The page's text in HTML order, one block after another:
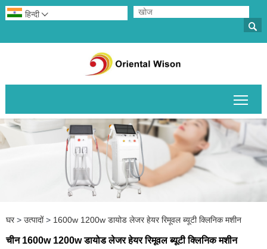

हिन्दी 
घर > उत्पादों > 1600w 1200w डायोड लेजर हेयर रिमूवल ब्यूटी क्लिनिक मशीन
चीन 1600w 1200w डायोड लेजर हेयर रिमूवल ब्यूटी क्लिनिक मशीन